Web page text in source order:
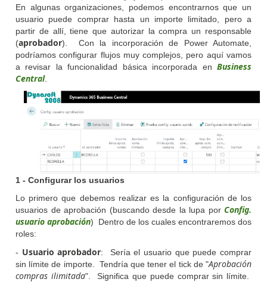
En algunas organizaciones, podemos encontrarnos que un
usuario puede comprar hasta un importe limitado, pero a
partir de allí, tiene que autorizar la compra un responsable
(aprobador). Con la incorporación de Power Automate,
podríamos configurar flujos muy complejos, pero aquí vamos
a revisar la funcionalidad básica incorporada en Business
Central.
1 - Configurar los usuarios
Lo primero que debemos realizar es la configuración de los
usuarios de aprobación (buscando desde la lupa por Config.
usuario aprobación) Dentro de los cuales encontraremos dos
roles:
- Usuario aprobador: Sería el usuario que puede comprar
sin límite de importe. Tendría que tener el tick de "Aprobación
compras ilimitada". Significa que puede comprar sin límite.